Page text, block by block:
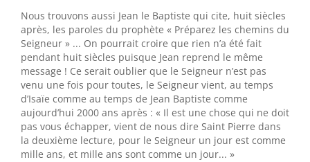
Nous trouvons aussi Jean le Baptiste qui cite, huit siècles
après, les paroles du prophète « Préparez les chemins du
Seigneur » ... On pourrait croire que rien n’a été fait
pendant huit siècles puisque Jean reprend le même
message ! Ce serait oublier que le Seigneur n’est pas
venu une fois pour toutes, le Seigneur vient, au temps
d’Isaïe comme au temps de Jean Baptiste comme
aujourd’hui 2000 ans après : « Il est une chose qui ne doit
pas vous échapper, vient de nous dire Saint Pierre dans
la deuxième lecture, pour le Seigneur un jour est comme
mille ans, et mille ans sont comme un jour... »